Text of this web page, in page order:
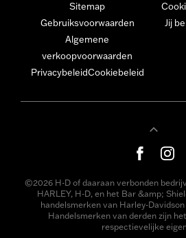
Sitemap
Gebruiksvoorwaarden
Algemene
verkoopvoorwaarden
PrivacybeleidCookiebeleid
Jij
©2026 H-D of daaraan verbonden
HARLEY, H-D, en het Bar &amp;
handelsmerken van Harley-
Handelsmerken van derden zijn
respectievelijke